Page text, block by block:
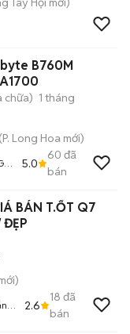
B760M
chữa) 1 tháng
(P. Long Hoa mới)
5.0
60 đã
bán
BÁN T.ỐT Q7
ĐẸP
2.6
18 đã
bán